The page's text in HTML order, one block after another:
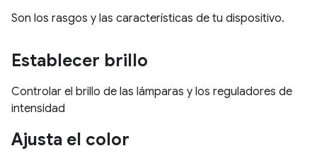
Son los rasgos y las características de tu dispositivo.
Establecer brillo
Controlar el brillo de las lámparas y los reguladores de
intensidad
Ajusta el color